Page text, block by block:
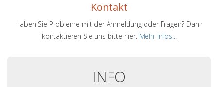
Kontakt
Haben Sie Probleme mit der Anmeldung oder Fragen? Dann
kontaktieren Sie uns bitte hier. Mehr Infos...
INFO